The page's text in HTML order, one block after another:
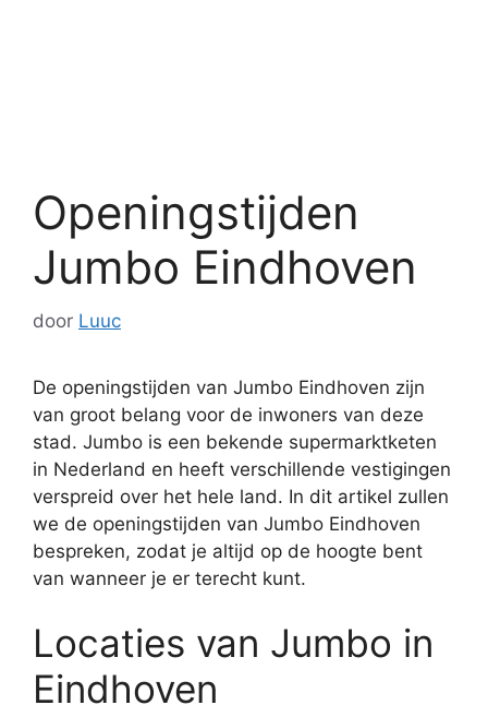
Openingstijden
Jumbo Eindhoven
door Luuc
De openingstijden van Jumbo Eindhoven zijn
van groot belang voor de inwoners van deze
stad. Jumbo is een bekende supermarktketen
in Nederland en heeft verschillende vestigingen
verspreid over het hele land. In dit artikel zullen
we de openingstijden van Jumbo Eindhoven
bespreken, zodat je altijd op de hoogte bent
van wanneer je er terecht kunt.
Locaties van Jumbo in
Eindhoven